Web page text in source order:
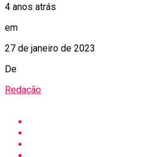
4 anos atrás
em
27 de janeiro de 2023
De
Redação